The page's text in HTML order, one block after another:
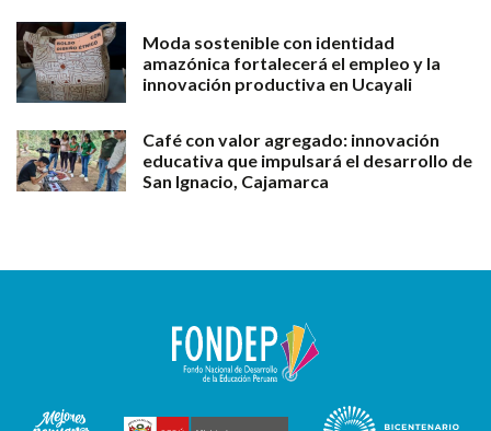
Moda sostenible con identidad
amazónica fortalecerá el empleo y la
innovación productiva en Ucayali
Café con valor agregado: innovación
educativa que impulsará el desarrollo de
San Ignacio, Cajamarca